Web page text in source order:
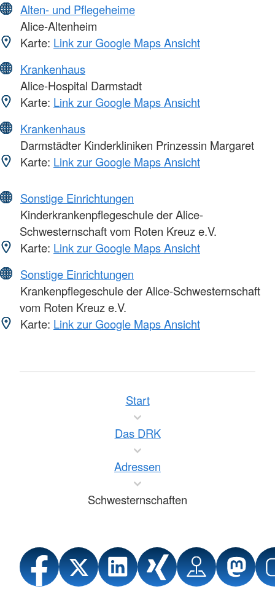
Alten- und Pflegeheime
Alice-Altenheim
Karte: Link zur Google Maps Ansicht
Krankenhaus
Alice-Hospital Darmstadt
Karte: Link zur Google Maps Ansicht
Krankenhaus
Darmstädter Kinderkliniken Prinzessin Margaret
Karte: Link zur Google Maps Ansicht
Sonstige Einrichtungen
Kinderkrankenpflegeschule der Alice-
Schwesternschaft vom Roten Kreuz e.V.
Karte: Link zur Google Maps Ansicht
Sonstige Einrichtungen
Krankenpflegeschule der Alice-Schwesternschaft
vom Roten Kreuz e.V.
Karte: Link zur Google Maps Ansicht
Start
Das DRK
Adressen
Schwesternschaften